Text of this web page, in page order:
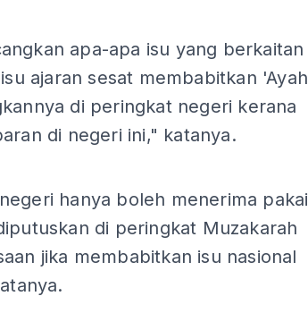
apa-apa isu yang berkaitan
ajaran sesat membabitkan 'Ayah
di peringkat negeri kerana
di negeri ini," katanya.
hanya boleh menerima pakai
di peringkat Muzakarah
jika membabitkan isu nasional